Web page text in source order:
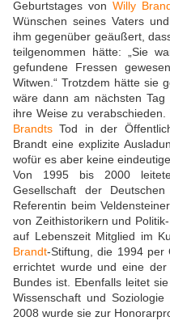
Geburtstages von Willy
Wünschen seines Vaters
ihm gegenüber geäußert,
teilgenommen hätte: „Sie
gefundene Fressen
Witwen.“ Trotzdem hätte sie
wäre dann am nächsten
ihre Weise zu
Brandts Tod in der
Brandt eine explizite
wofür es aber keine
Von 1995 bis 2000
Gesellschaft der
Referentin beim
von Zeithistorikern und
auf Lebenszeit Mitglied im
Brandt-Stiftung, die 1994 per
errichtet wurde und eine der
Bundes ist. Ebenfalls leitet
Wissenschaft und
2008 wurde sie zur